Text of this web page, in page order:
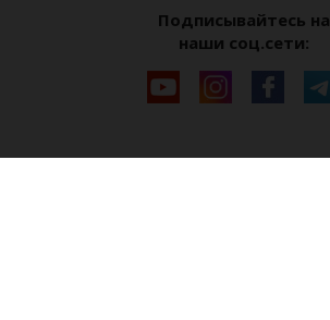
Подписывайтесь на
наши соц.сети: